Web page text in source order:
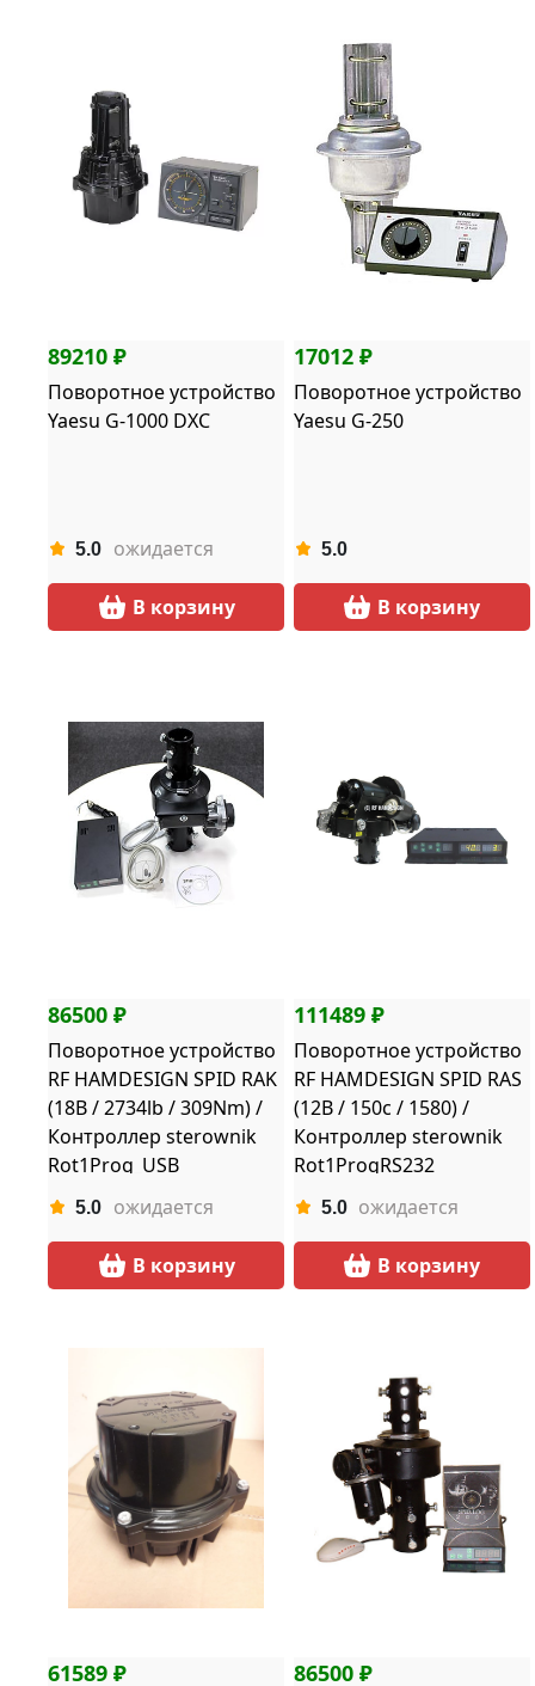
89210 ₽
Поворотное устройство
Yaesu G-1000 DXC
5.0 ожидается
В корзину
17012 ₽
Поворотное устройство
Yaesu G-250
5.0
В корзину
86500 ₽
Поворотное устройство
RF HAMDESIGN SPID RAK
(18В / 2734lb / 309Nm) /
Контроллер sterownik
Rot1Prog_USB
5.0 ожидается
В корзину
111489 ₽
Поворотное устройство
RF HAMDESIGN SPID RAS
(12В / 150c / 1580) /
Контроллер sterownik
Rot1ProgRS232
5.0 ожидается
В корзину
61589 ₽ 86500 ₽